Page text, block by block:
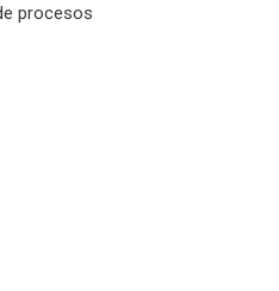
procesos